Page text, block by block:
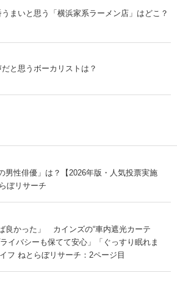
まいと思う「横浜家系ラーメン店」はどこ？
と思うボーカリストは？
男性俳優」は？【2026年版・人気投票実施
ぼリサーチ
良かった」 カインズの“車内遮光カーテ
イバシーも保てて安心」「ぐっすり眠れま
フ ねとらぼリサーチ：2ページ目